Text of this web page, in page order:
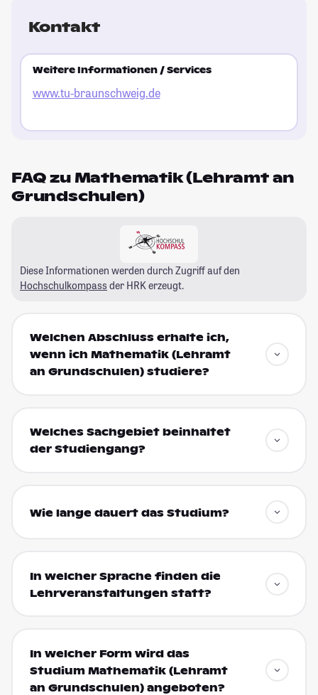
Kontakt
Weitere Informationen / Services
www.tu-braunschweig.de
FAQ zu Mathematik (Lehramt an
Grundschulen)
Diese Informationen werden durch Zugriff auf den
Hochschulkompass der HRK erzeugt.
Welchen Abschluss erhalte ich,
wenn ich Mathematik (Lehramt
an Grundschulen) studiere?
Welches Sachgebiet beinhaltet
der Studiengang?
Wie lange dauert das Studium?
In welcher Sprache finden die
Lehrveranstaltungen statt?
In welcher Form wird das
Studium Mathematik (Lehramt
an Grundschulen) angeboten?